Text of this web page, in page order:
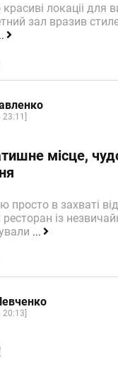
локаціі для
зал вразив
місце,
просто в захваті
із
...